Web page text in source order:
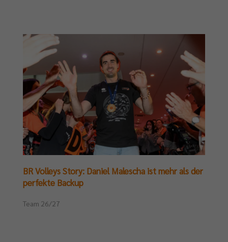
BR Volleys Story: Daniel Malescha ist mehr als der
perfekte Backup
Team 26/27